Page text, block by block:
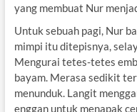
yang membuat Nur
Untuk sebuah pagi, Nur
mimpi itu ditepisnya,
Mengurai tetes-tetes
bayam. Merasa sedikit
menunduk. Langit
enggan untuk menapak